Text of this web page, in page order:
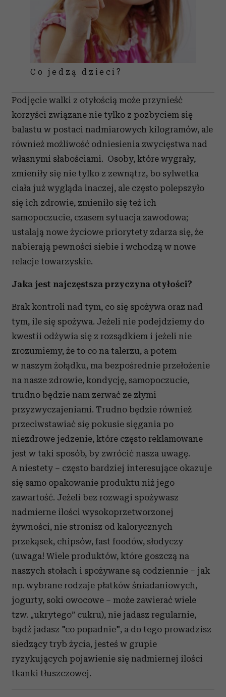
Co jedzą dzieci?
Podjęcie walki z otyłością może przynieść
korzyści związane nie tylko z pozbyciem się
balastu w postaci nadmiarowych kilogramów, ale
również możliwość odniesienia zwycięstwa nad
własnymi słabościami. Osoby, które wygrały,
zmieniły się nie tylko z zewnątrz, bo sylwetka
ciała już wygląda inaczej, ale często polepszyło
się ich zdrowie, zmieniło się też ich
samopoczucie, czasem sytuacja zawodowa;
ustalają nowe życiowe priorytety zdarza się, że
nabierają pewności siebie i wchodzą w nowe
relacje towarzyskie.
Jaka jest najczęstsza przyczyna otyłości?
Brak kontroli nad tym, co się spożywa oraz nad
tym, ile się spożywa. Jeżeli nie podejdziemy do
kwestii odżywia się z rozsądkiem i jeżeli nie
zrozumiemy, że to co na talerzu, a potem
w naszym żołądku, ma bezpośrednie przełożenie
na nasze zdrowie, kondycję, samopoczucie,
trudno będzie nam zerwać ze złymi
przyzwyczajeniami. Trudno będzie również
przeciwstawiać się pokusie sięgania po
niezdrowe jedzenie, które często reklamowane
jest w taki sposób, by zwrócić nasza uwagę.
A niestety – często bardziej interesujące okazuje
się samo opakowanie produktu niż jego
zawartość. Jeżeli bez rozwagi spożywasz
nadmierne ilości wysokoprzetworzonej
żywności, nie stronisz od kalorycznych
przekąsek, chipsów, fast foodów, słodyczy
(uwaga! Wiele produktów, które goszczą na
naszych stołach i spożywane są codziennie – jak
np. wybrane rodzaje płatków śniadaniowych,
jogurty, soki owocowe – może zawierać wiele
tzw. „ukrytego” cukru), nie jadasz regularnie,
bądź jadasz "co popadnie", a do tego prowadzisz
siedzący tryb życia, jesteś w grupie
ryzykujących pojawienie się nadmiernej ilości
tkanki tłuszczowej.